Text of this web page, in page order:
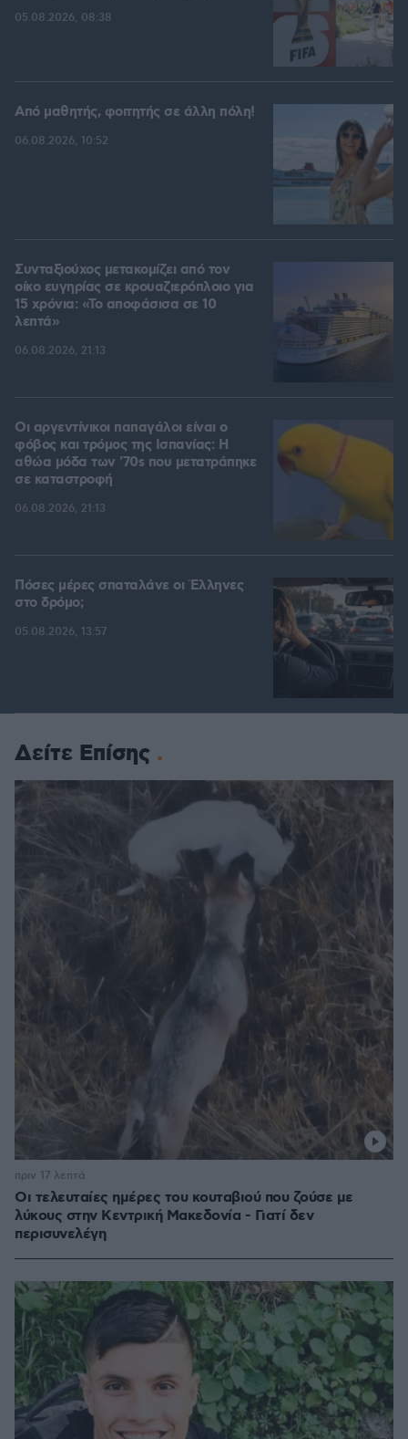
05.08.2026, 08:38
Από μαθητής, φοιτητής σε άλλη πόλη!
06.08.2026, 10:52
Συνταξιούχος μετακομίζει από τον
οίκο ευγηρίας σε κρουαζιερόπλοιο για
15 χρόνια: «Το αποφάσισα σε 10
λεπτά»
06.08.2026, 21:13
Οι αργεντίνικοι παπαγάλοι είναι ο
φόβος και τρόμος της Ισπανίας: Η
αθώα μόδα των '70s που μετατράπηκε
σε καταστροφή
06.08.2026, 21:13
Πόσες μέρες σπαταλάνε οι Έλληνες
στο δρόμο;
05.08.2026, 13:57
Δείτε Επίσης
Οι τελευταίες ημέρες του κουταβιού που ζούσε με
λύκους στην Κεντρική Μακεδονία - Γιατί δεν
περισυνελέγη
πριν 17 λεπτά